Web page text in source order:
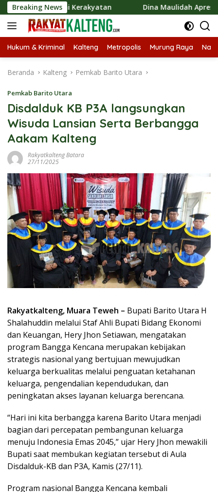
Langsung
ke
konten
Breaking News
Kerakyatan Dina Maulidah Apresiasi Festival
Hukum & Kriminal Kalteng Metropolis Murung Raya
Beranda Kalteng Pemkab Barito Utara
Pemkab Barito Utara
Disdalduk KB P3A langsungkan
Wisuda Lansian Serta Berbangga
Aakam Kalteng
Rakyatkalteng Batara
27/11/2025
Rakyatkalteng, Muara Teweh – Bupati Barito Utara H
Shalahuddin melalui Staf Ahli Bupati Bidang Ekonomi
dan Keuangan, Hery Jhon Setiawan, mengatakan
program Bangga Kencana merupakan kebijakan
strategis nasional yang bertujuan mewujudkan
keluarga berkualitas melalui penguatan ketahanan
keluarga, pengendalian kependudukan, dan
peningkatan akses layanan keluarga berencana.
“Hari ini kita berbangga karena Barito Utara menjadi
bagian dari percepatan pembangunan keluarga
menuju Indonesia Emas 2045,” ujar Hery Jhon mewakili
Bupati saat membukan kegiatan tersebut di Aula
Disdalduk-KB dan P3A, Kamis (27/11).
Program nasional Bangga Kencana kembali